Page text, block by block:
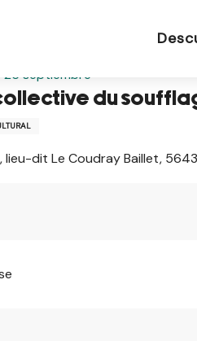
septiembre
du
lieu-dit Le Coudray Baillet,